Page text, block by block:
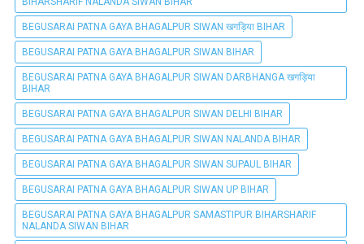
BEGUSARAI PATNA GAYA BHAGALPUR SIWAN खगड़िया BIHAR
BEGUSARAI PATNA GAYA BHAGALPUR SIWAN BIHAR
BEGUSARAI PATNA GAYA BHAGALPUR SIWAN DARBHANGA खगड़िया
BIHAR
BEGUSARAI PATNA GAYA BHAGALPUR SIWAN DELHI BIHAR
BEGUSARAI PATNA GAYA BHAGALPUR SIWAN NALANDA BIHAR
BEGUSARAI PATNA GAYA BHAGALPUR SIWAN SUPAUL BIHAR
BEGUSARAI PATNA GAYA BHAGALPUR SIWAN UP BIHAR
BEGUSARAI PATNA GAYA BHAGALPUR SAMASTIPUR BIHARSHARIF
NALANDA SIWAN BIHAR